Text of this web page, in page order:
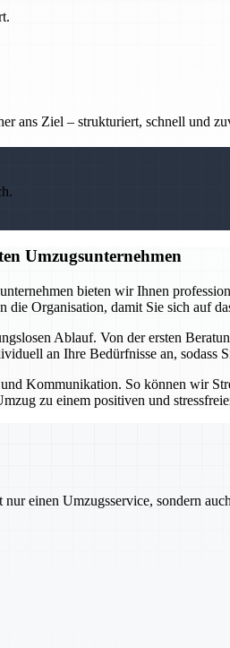
ans Ziel – strukturiert, schnell und
Umzugsunternehmen
bieten wir Ihnen
Organisation, damit Sie sich auf
Ablauf. Von der ersten
an Ihre Bedürfnisse an, sodass
Kommunikation. So können wir
zu einem positiven und
einen Umzugsservice, sondern